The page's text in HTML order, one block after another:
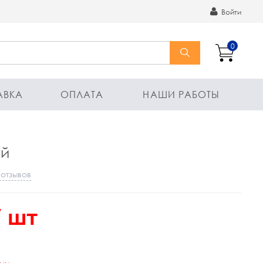
Войти
0
ОПЛАТА НАШИ РАБОТЫ
шт